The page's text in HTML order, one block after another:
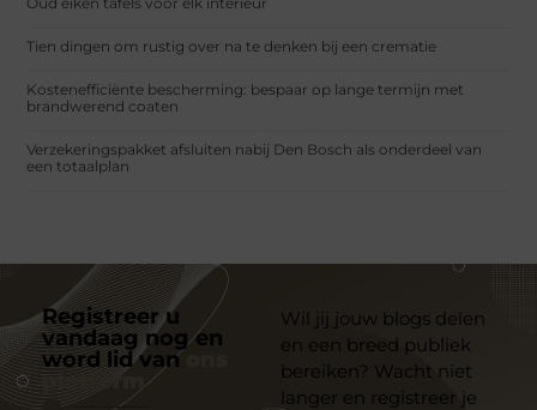
Tien dingen om rustig over na te denken bij een crematie
Kostenefficiënte bescherming: bespaar op lange termijn met
brandwerend coaten
Verzekeringspakket afsluiten nabij Den Bosch als onderdeel van
een totaalplan
Registreer u
vandaag nog en
word lid van
platform
Wil jij jouw blogs delen
en een breed publiek
bereiken? Wacht niet
langer en registreer je